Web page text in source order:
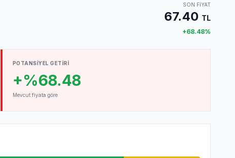
SON FIYAT
67.40 TL
+68.48%
POTANSIYEL GETIRI
+%68.48
Mevcut fiyata göre